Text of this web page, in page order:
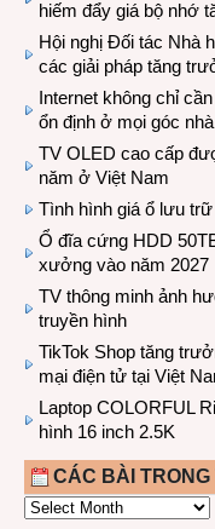
hiếm đẩy giá bộ nhớ
Hội nghị Đối tác Nhà
các giải pháp tăng
Internet không chỉ
ổn định ở mọi góc nhà
TV OLED cao cấp
năm ở Việt Nam
Tình hình giá ổ lưu
Ổ đĩa cứng HDD
xưởng vào năm 2027
TV thông minh ảnh
truyền hình
TikTok Shop tăng
mại điện tử tại Việt
Laptop COLORFUL
hình 16 inch 2.5K
CÁC BÀI TRONG
CÁC